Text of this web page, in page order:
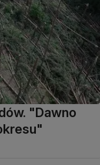
"Dawno